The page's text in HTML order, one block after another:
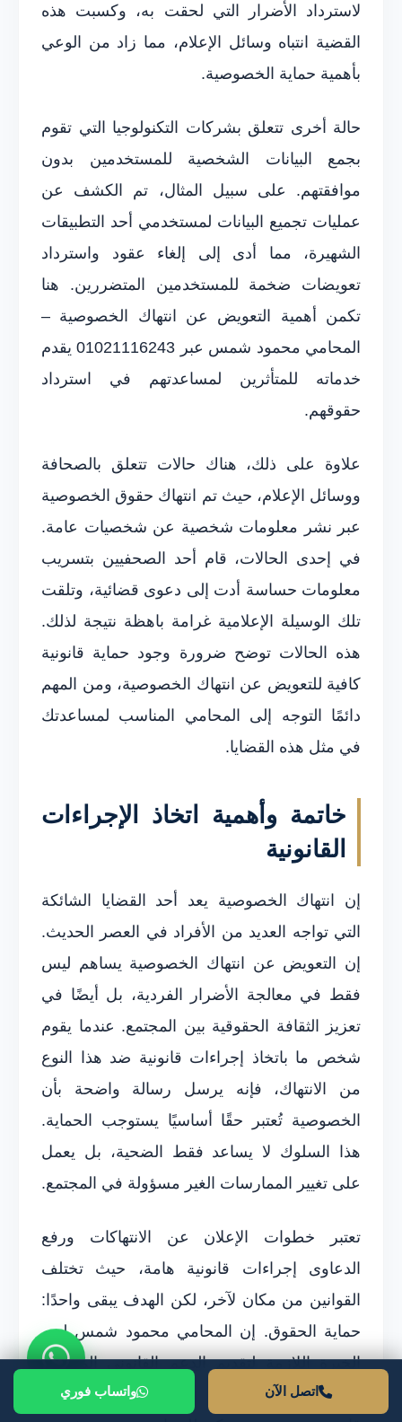
لاسترداد الأضرار التي لحقت به، وكسبت هذه
القضية انتباه وسائل الإعلام، مما زاد من الوعي
بأهمية حماية الخصوصية.
حالة أخرى تتعلق بشركات التكنولوجيا التي تقوم
بجمع البيانات الشخصية للمستخدمين بدون
موافقتهم. على سبيل المثال، تم الكشف عن
عمليات تجميع البيانات لمستخدمي أحد التطبيقات
الشهيرة، مما أدى إلى إلغاء عقود واسترداد
تعويضات ضخمة للمستخدمين المتضررين. هنا
تكمن أهمية التعويض عن انتهاك الخصوصية –
المحامي محمود شمس عبر 01021116243 يقدم
خدماته للمتأثرين لمساعدتهم في استرداد
حقوقهم.
علاوة على ذلك، هناك حالات تتعلق بالصحافة
ووسائل الإعلام، حيث تم انتهاك حقوق الخصوصية
عبر نشر معلومات شخصية عن شخصيات عامة.
في إحدى الحالات، قام أحد الصحفيين بتسريب
معلومات حساسة أدت إلى دعوى قضائية، وتلقت
تلك الوسيلة الإعلامية غرامة باهظة نتيجة لذلك.
هذه الحالات توضح ضرورة وجود حماية قانونية
كافية للتعويض عن انتهاك الخصوصية، ومن المهم
دائمًا التوجه إلى المحامي المناسب لمساعدتك
في مثل هذه القضايا.
خاتمة وأهمية اتخاذ الإجراءات
القانونية
إن انتهاك الخصوصية يعد أحد القضايا الشائكة
التي تواجه العديد من الأفراد في العصر الحديث.
إن التعويض عن انتهاك الخصوصية يساهم ليس
فقط في معالجة الأضرار الفردية، بل أيضًا في
تعزيز الثقافة الحقوقية بين المجتمع. عندما يقوم
شخص ما باتخاذ إجراءات قانونية ضد هذا النوع
من الانتهاك، فإنه يرسل رسالة واضحة بأن
الخصوصية تُعتبر حقًا أساسيًا يستوجب الحماية.
هذا السلوك لا يساعد فقط الضحية، بل يعمل
على تغيير الممارسات الغير مسؤولة في المجتمع.
تعتبر خطوات الإعلان عن الانتهاكات ورفع
الدعاوى إجراءات قانونية هامة، حيث تختلف
القوانين من مكان لآخر، لكن الهدف يبقى واحدًا:
حماية الحقوق. إن المحامي محمود شمس لديه
الخبرة اللازمة لتقديم الدعم القانوني المناسب
في هذه القضايا. من خلال تقديم استشارات
اتصل الآن واتساب فوري